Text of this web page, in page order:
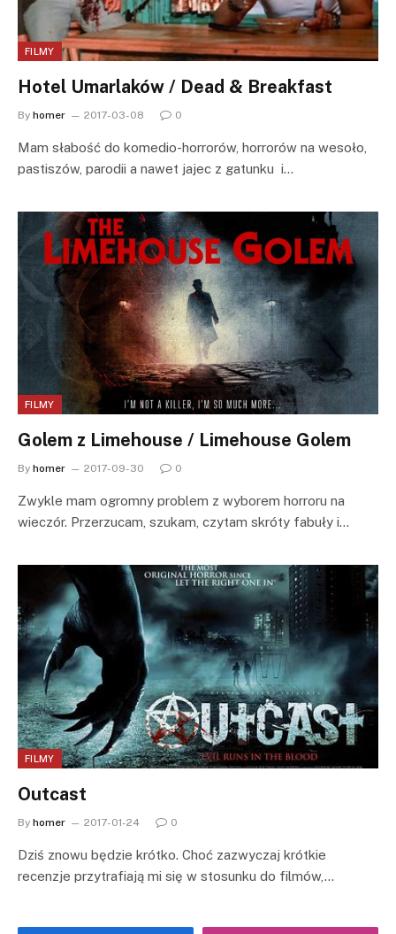
FILMY
Hotel Umarlaków / Dead & Breakfast
By homer 2017-03-08 0
Mam słabość do komedio-horrorów, horrorów na wesoło,
pastiszów, parodii a nawet jajec z gatunku i…
FILMY
Golem z Limehouse / Limehouse Golem
By homer 2017-09-30 0
Zwykle mam ogromny problem z wyborem horroru na
wieczór. Przerzucam, szukam, czytam skróty fabuły i…
FILMY
Outcast
By homer 2017-01-24 0
Dziś znowu będzie krótko. Choć zazwyczaj krótkie
recenzje przytrafiają mi się w stosunku do filmów,…